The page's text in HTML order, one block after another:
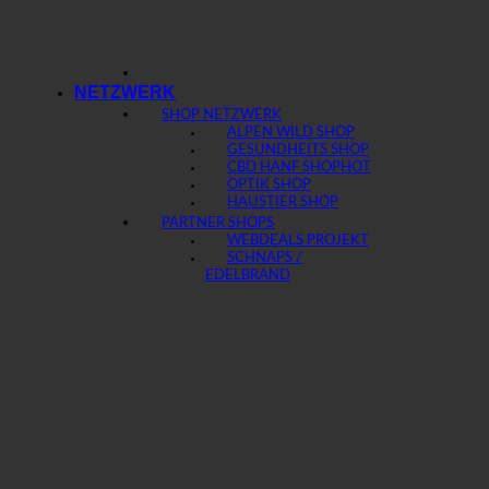
NETZWERK
SHOP NETZWERK
ALPEN WILD SHOP
GESUNDHEITS SHOP
CBD HANF SHOP
OPTIK SHOP
HAUSTIER SHOP
PARTNER SHOPS
WEBDEALS PROJEKT
SCHNAPS /
EDELBRAND